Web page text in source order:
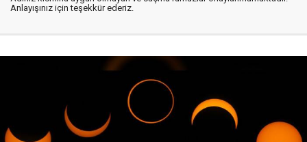
Anlayışınız için teşekkür ederiz.